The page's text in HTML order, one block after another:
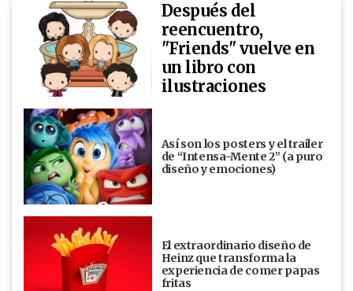
Después del
reencuentro,
"Friends" vuelve en
un libro con
ilustraciones
Así son los posters y el trailer
de “Intensa-Mente 2” (a puro
diseño y emociones)
El extraordinario diseño de
Heinz que transforma la
experiencia de comer papas
fritas